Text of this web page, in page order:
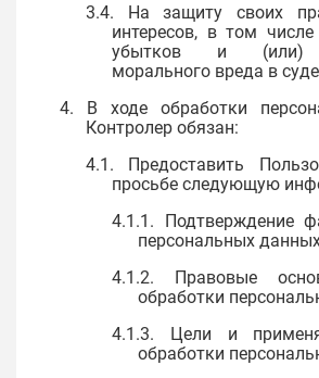
3.4. На защиту своих
интересов, в том
убытков и (или)
морального вреда в
4. В ходе обработки
Контролер обязан:
4.1. Предоставить
просьбе следующую
4.1.1. Подтверждение
персональных
4.1.2. Правовые
обработки
4.1.3. Цели и
обработки